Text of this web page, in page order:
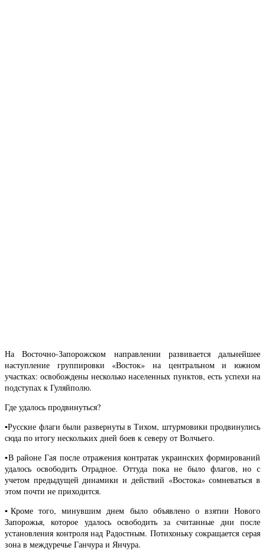
На Восточно-Запорожском направлении развивается дальнейшее
наступление группировки «Восток» на центральном и южном
участках: освобождены несколько населенных пунктов, есть успехи на
подступах к Гуляйполю.
Где удалось продвинуться?
▪️Русские флаги были развернуты в Тихом, штурмовики продвинулись
сюда по итогу нескольких дней боев к северу от Волчьего.
▪️В районе Гая после отражения контратак украинских формирований
удалось освободить Отрадное. Оттуда пока не было флагов, но с
учетом предыдущей динамики и действий «Востока» сомневаться в
этом почти не приходится.
▪️Кроме того, минувшим днем было объявлено о взятии Нового
Запорожья, которое удалось освободить за считанные дни после
установления контроля над Радостным. Потихоньку сокращается серая
зона в междуречье Ганчура и Янчура.